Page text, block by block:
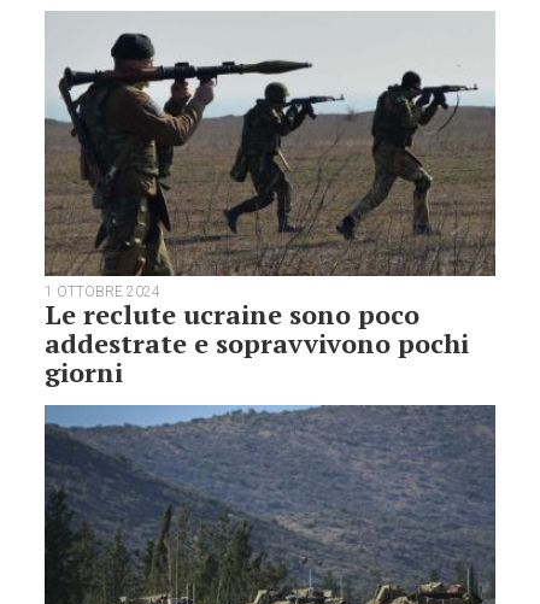
1 OTTOBRE 2024
Le reclute ucraine sono poco
addestrate e sopravvivono pochi
giorni